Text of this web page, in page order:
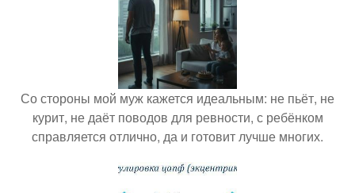
Со стороны мой муж кажется идеальным: не пьёт, не
курит, не даёт поводов для ревности, с ребёнком
справляется отлично, да и готовит лучше многих.